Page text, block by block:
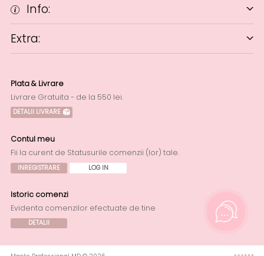
Info:
Extra:
Plata & Livrare
Livrare Gratuita - de la 550 lei.
DETALII LIVRARE
Contul meu
Fii la curent de Statusurile comenzii (lor) tale.
INREGISTRARE LOG IN
Istoric comenzi
Evidenta comenzilor efectuate de tine
DETALII